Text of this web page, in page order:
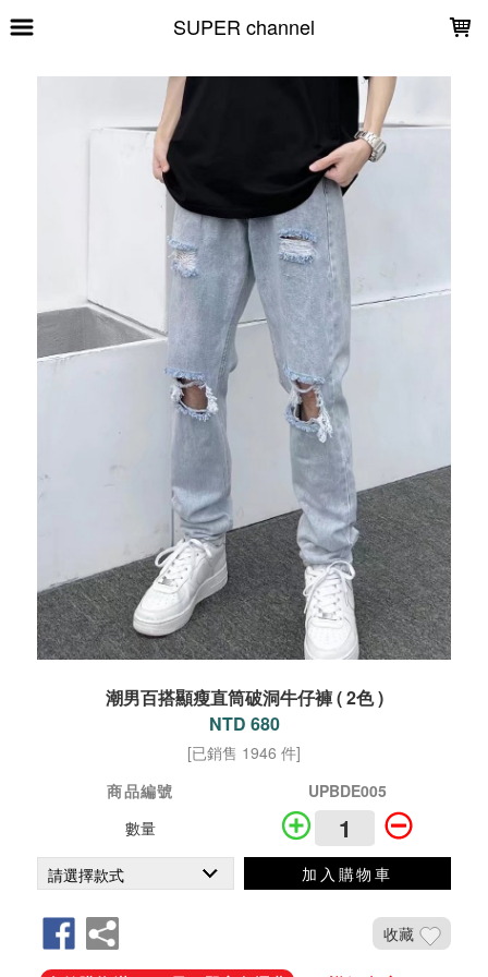
SUPER channel
潮男百搭顯瘦直筒破洞牛仔褲 ( 2色 )
NTD 680
[已銷售 1946 件]
商品編號
UPBDE005
數量
加入購物車
收藏